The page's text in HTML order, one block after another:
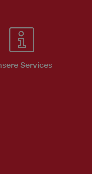
Services